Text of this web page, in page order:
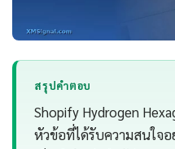
สรุปคำตอบ
Shopify Hydrogen
หัวข้อที่ได้รับความสนใจ